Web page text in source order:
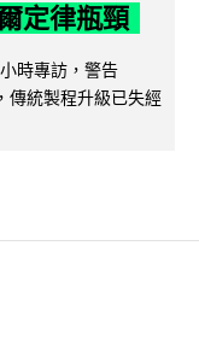
定律瓶頸
時專訪，警告
傳統製程升級已失經